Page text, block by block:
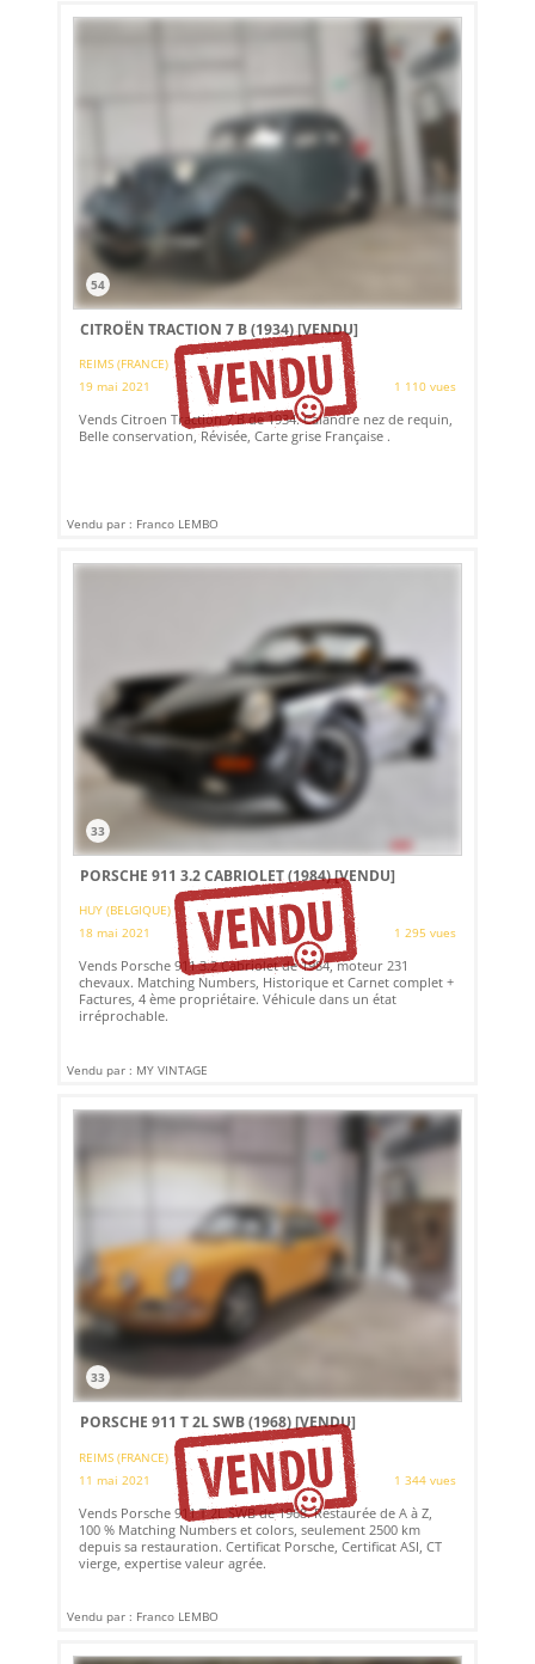
54
CITROËN TRACTION 7 B (1934)[VENDU]
REIMS (FRANCE)
19 mai 2021
1 110 vues
Vends Citroen Traction 7 B de 1934. Calandre nez de requin,
Belle conservation, Révisée, Carte grise Française .
Vendu par : Franco LEMBO
33
PORSCHE 911 3.2 CABRIOLET (1984)[VENDU]
HUY (BELGIQUE)
18 mai 2021
1 295 vues
Vends Porsche 911 3.2 Cabriolet de 1984, moteur 231
chevaux. Matching Numbers, Historique et Carnet complet +
Factures, 4 ème propriétaire. Véhicule dans un état
irréprochable.
Vendu par : MY VINTAGE
33
PORSCHE 911 T 2L SWB (1968)[VENDU]
REIMS (FRANCE)
11 mai 2021
1 344 vues
Vends Porsche 911 T 2L SWB de 1968. Restaurée de A à Z,
100 % Matching Numbers et colors, seulement 2500 km
depuis sa restauration. Certificat Porsche, Certificat ASI, CT
vierge, expertise valeur agrée.
Vendu par : Franco LEMBO